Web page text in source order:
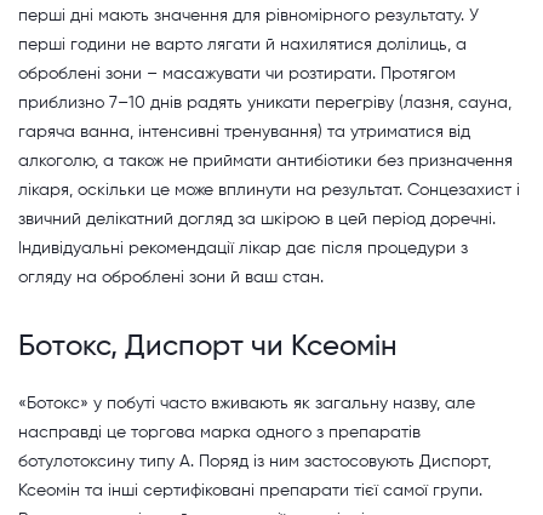
перші дні мають значення для рівномірного результату. У
перші години не варто лягати й нахилятися долілиць, а
оброблені зони – масажувати чи розтирати. Протягом
приблизно 7–10 днів радять уникати перегріву (лазня, сауна,
гаряча ванна, інтенсивні тренування) та утриматися від
алкоголю, а також не приймати антибіотики без призначення
лікаря, оскільки це може вплинути на результат. Сонцезахист і
звичний делікатний догляд за шкірою в цей період доречні.
Індивідуальні рекомендації лікар дає після процедури з
огляду на оброблені зони й ваш стан.
Ботокс, Диспорт чи Ксеомін
«Ботокс» у побуті часто вживають як загальну назву, але
насправді це торгова марка одного з препаратів
ботулотоксину типу А. Поряд із ним застосовують Диспорт,
Ксеомін та інші сертифіковані препарати тієї самої групи.